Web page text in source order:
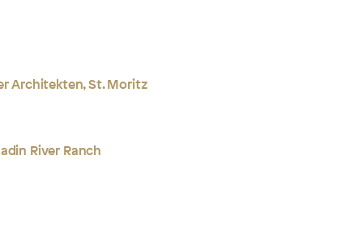
Architekten, St. Moritz
River Ranch